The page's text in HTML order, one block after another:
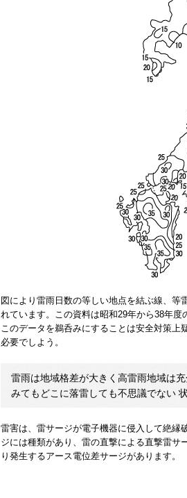
図により雷雨日数の等しい地点を結ぶ線、等
れています。この資料は昭和29年から38年
このデータを鵜呑みにすることは安全対策上
必要でしよう。
雷雨は地域格差が大きく高雷雨地域は
みてもどこに落雷しても不思議でない
雷害は、雷サージが電子機器に侵入して絶縁
ジには種類があり、雷の直撃による直撃雷サ
り発生するアース電位差サージがあります。